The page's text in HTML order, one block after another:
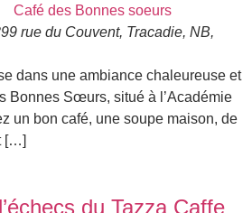
Café des Bonnes soeurs
rue du Couvent, Tracadie, NB,
dans une ambiance chaleureuse et
Bonnes Sœurs, situé à l’Académie
un bon café, une soupe maison, de
[…]
du Tazza Caffe